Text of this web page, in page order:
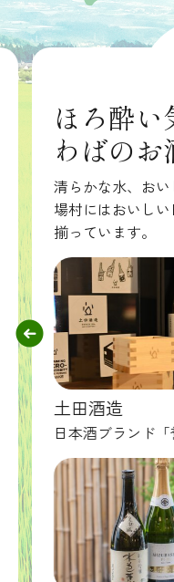
ほろ酔
わばのお
清らかな水、お
場村にはおいし
揃っています。
土田酒造
日本酒ブランド「